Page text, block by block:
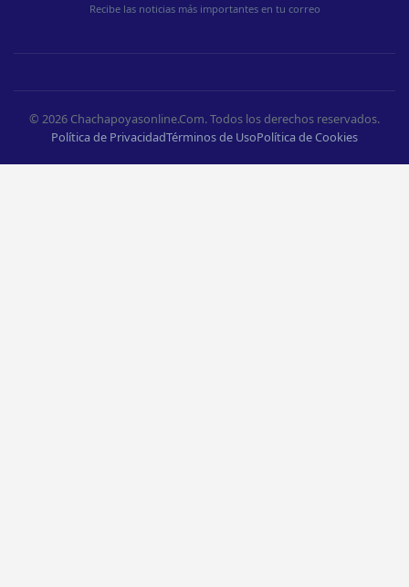
Recibe las noticias más importantes en tu correo
© 2026 Chachapoyasonline.Com. Todos los derechos reservados.
Política de PrivacidadTérminos de UsoPolítica de Cookies